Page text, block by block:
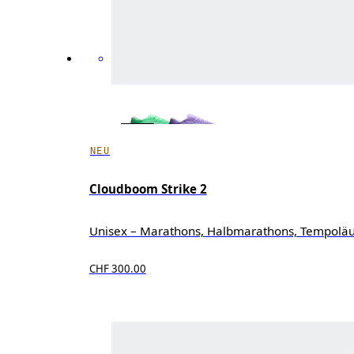
NEU
Cloudboom Strike 2
Unisex – Marathons, Halbmarathons,
CHF 300.00